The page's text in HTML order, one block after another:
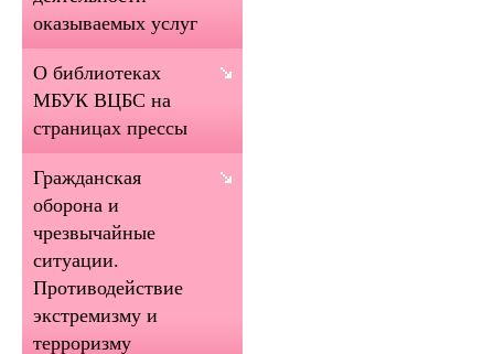
оказываемых услуг
О библиотеках
МБУК ВЦБС на
страницах прессы
Гражданская
оборона и
чрезвычайные
ситуации.
Противодействие
экстремизму и
терроризму